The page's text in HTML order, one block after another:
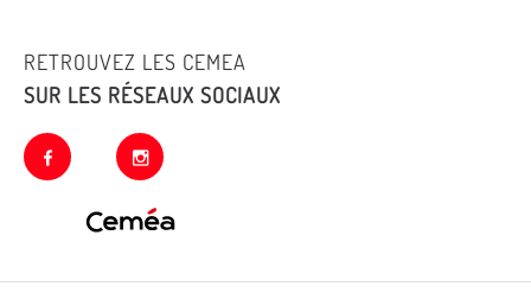
RETROUVEZ LES CEMEA
SUR LES RÉSEAUX SOCIAUX
facebook instagram